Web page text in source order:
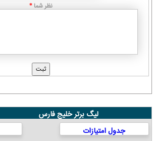
نظر شما *
لیگ برتر خلیج فارس
جدول امتیازات